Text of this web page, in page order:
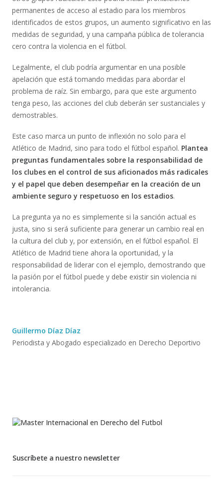
permanentes de acceso al estadio para los miembros
identificados de estos grupos, un aumento significativo en las
medidas de seguridad, y una campaña pública de tolerancia
cero contra la violencia en el fútbol.
Legalmente, el club podría argumentar en una posible
apelación que está tomando medidas para abordar el
problema de raíz. Sin embargo, para que este argumento
tenga peso, las acciones del club deberán ser sustanciales y
demostrables.
Este caso marca un punto de inflexión no solo para el
Atlético de Madrid, sino para todo el fútbol español. Plantea
preguntas fundamentales sobre la responsabilidad de
los clubes en el control de sus aficionados más radicales
y el papel que deben desempeñar en la creación de un
ambiente seguro y respetuoso en los estadios.
La pregunta ya no es simplemente si la sanción actual es
justa, sino si será suficiente para generar un cambio real en
la cultura del club y, por extensión, en el fútbol español. El
Atlético de Madrid tiene ahora la oportunidad, y la
responsabilidad de liderar con el ejemplo, demostrando que
la pasión por el fútbol puede y debe existir sin violencia ni
intolerancia.
Guillermo Díaz Díaz
Periodista y Abogado especializado en Derecho Deportivo
Suscríbete a nuestro newsletter